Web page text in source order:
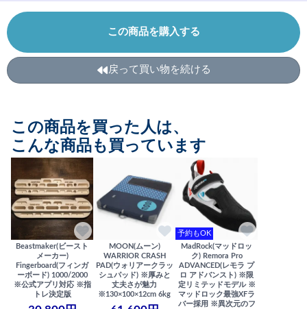
この商品を購入する
戻って買い物を続ける
この商品を買った人は、
こんな商品も買っています
Beastmaker(ビースト
メーカー)
Fingerboard(フィンガ
ーボード) 1000/2000
※公式アプリ対応 ※指
トレ決定版
MOON(ムーン)
WARRIOR CRASH
PAD(ウォリアークラッ
シュパッド) ※厚みと
丈夫さが魅力
※130×100×12cm 6kg
予約もOK
MadRock(マッドロッ
ク) Remora Pro
ADVANCED(レモラ プ
ロ アドバンスト) ※限
定リミテッドモデル ※
マッドロック最強XFラ
バー採用 ※異次元のフ